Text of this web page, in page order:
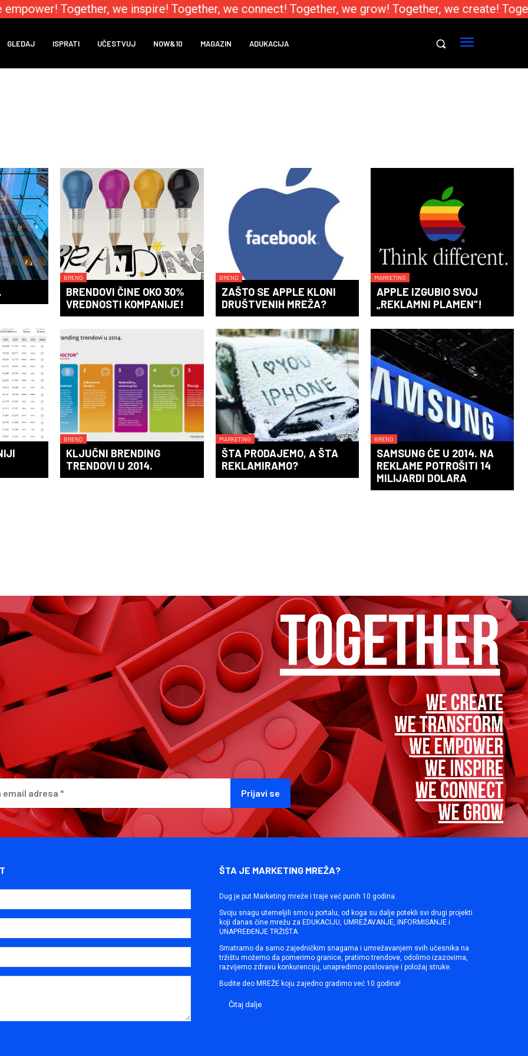
Together, we inspire! Together, we connect! Together, we grow! Together, we create!
GLEDAJ ISPRATI UČESTVUJ NOW&10 MAGAZIN ADUKACIJA
BREND
BRENDOVI ČINE OKO 30%
VREDNOSTI KOMPANIJE!
BREND
ZAŠTO SE APPLE KLONI
DRUŠTVENIH MREŽA?
MARKETING
APPLE IZGUBIO SVOJ
„REKLAMNI PLAMEN“!
BREND
KLJUČNI BRENDING
TRENDOVI U 2014.
MARKETING
ŠTA PRODAJEMO, A ŠTA
REKLAMIRAMO?
BREND
SAMSUNG ĆE U 2014. NA
REKLAME POTROŠITI 14
MILIJARDI DOLARA
ŠTA JE MARKETING MREŽA?
Dug je put Marketing mreže i traje već punih 10 godina.
Svoju snagu utemeljili smo u portalu, od koga su dalje potekli svi drugi projekti
koji danas čine mrežu za EDUKACIJU, UMREŽAVANJE, INFORMISANJE i
UNAPREĐENJE TRŽIŠTA.
Smatramo da samo zajedničkim snagama i umrežavanjem svih učesnika na
tržištu možemo da pomerimo granice, pratimo trendove, odolimo izazovima,
razvijemo zdravu konkurenciju, unapredimo poslovanje i položaj struke.
Budite deo MREŽE koju zajedno gradimo već 10 godina!
Čitaj dalje